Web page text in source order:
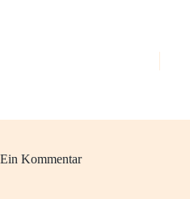
Ein Kommentar